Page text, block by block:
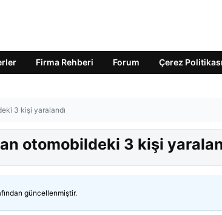
Firma Rehberi Forum Çerez Politikası
3 kişi yaralandı
otomobildeki 3 kişi
güncellenmiştir.